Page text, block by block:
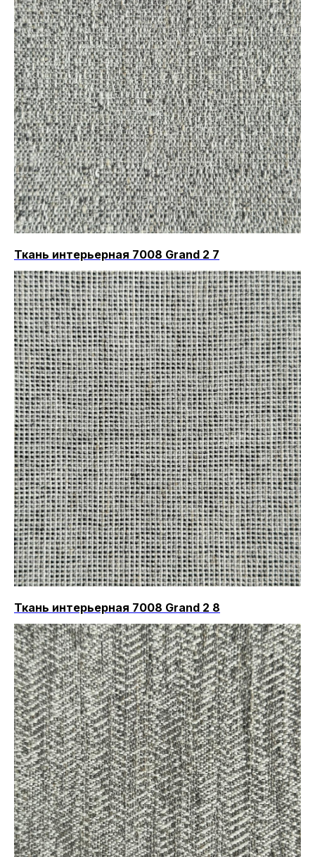
Ткань интерьерная 7008 Grand 2 7
Ткань интерьерная 7008 Grand 2 8